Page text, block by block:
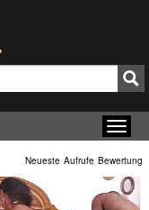
Neueste Aufrufe Bewertung